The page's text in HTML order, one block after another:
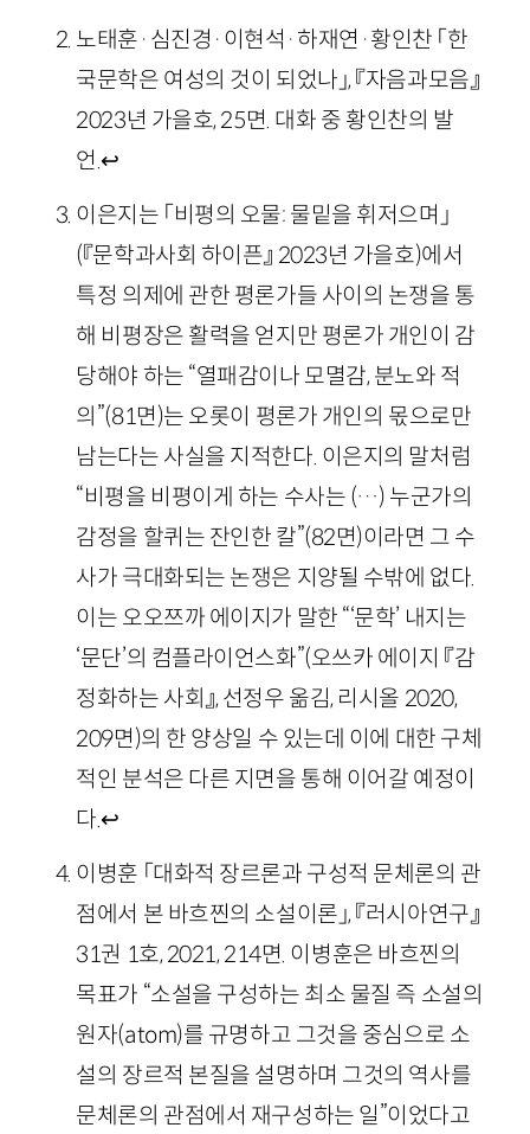
노태훈·심진경·이현석·하재연·황인찬 「한
국문학은 여성의 것이 되었나」, 『자음과모음』
2023년 가을호, 25면. 대화 중 황인찬의 발
언.↩
이은지는 「비평의 오물: 물밑을 휘저으며」
(『문학과사회 하이픈』 2023년 가을호)에서
특정 의제에 관한 평론가들 사이의 논쟁을 통
해 비평장은 활력을 얻지만 평론가 개인이 감
당해야 하는 “열패감이나 모멸감, 분노와 적
의”(81면)는 오롯이 평론가 개인의 몫으로만
남는다는 사실을 지적한다. 이은지의 말처럼
“비평을 비평이게 하는 수사는 (…) 누군가의
감정을 할퀴는 잔인한 칼”(82면)이라면 그 수
사가 극대화되는 논쟁은 지양될 수밖에 없다.
이는 오오쯔까 에이지가 말한 “‘문학’ 내지는
‘문단’의 컴플라이언스화”(오쓰카 에이지 『감
정화하는 사회』, 선정우 옮김, 리시올 2020,
209면)의 한 양상일 수 있는데 이에 대한 구체
적인 분석은 다른 지면을 통해 이어갈 예정이
다.↩
이병훈 「대화적 장르론과 구성적 문체론의 관
점에서 본 바흐찐의 소설이론」, 『러시아연구』
31권 1호, 2021, 214면. 이병훈은 바흐찐의
목표가 “소설을 구성하는 최소 물질 즉 소설의
원자(atom)를 규명하고 그것을 중심으로 소
설의 장르적 본질을 설명하며 그것의 역사를
문체론의 관점에서 재구성하는 일”이었다고